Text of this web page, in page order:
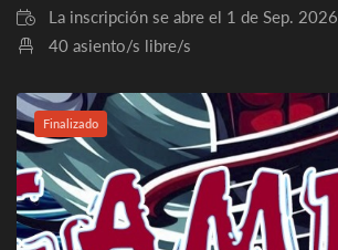
La inscripción se abre el 1 de Sep. 2026
40 asiento/s libre/s
Finalizado